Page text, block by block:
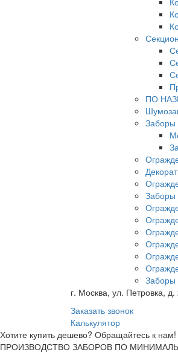
ПО
Заборы
Заборы
Заборы
г. Москва, ул. Петровка, д.
Заказать звонок
Калькулятор
Хотите купить дешево? Обращайтесь к нам!
ПРОИЗВОДСТВО ЗАБОРОВ ПО